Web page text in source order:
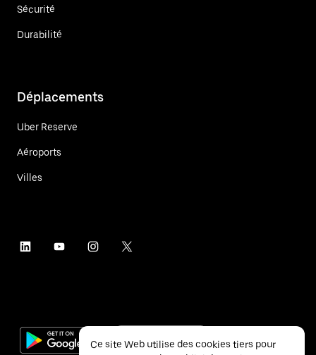
Sécurité
Durabilité
Déplacements
Uber Reserve
Aéroports
Villes
Ce site Web utilise des cookies tiers pour